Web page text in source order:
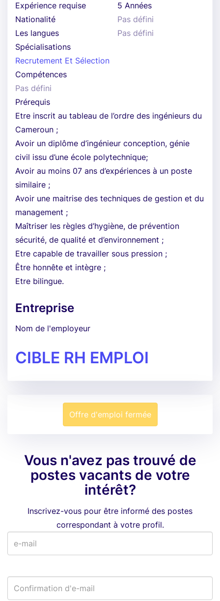
Expérience requise
5 Années
Nationalité
Pas défini
Les langues
Pas défini
Spécialisations
Recrutement Et Sélection
Compétences
Pas défini
Prérequis
Etre inscrit au tableau de l’ordre des ingénieurs du
Cameroun ;
Avoir un diplôme d’ingénieur conception, génie
civil issu d’une école polytechnique;
Avoir au moins 07 ans d’expériences à un poste
similaire ;
Avoir une maitrise des techniques de gestion et du
management ;
Maîtriser les règles d’hygiène, de prévention
sécurité, de qualité et d’environnement ;
Etre capable de travailler sous pression ;
Être honnête et intègre ;
Etre bilingue.
Entreprise
Nom de l'employeur
CIBLE RH EMPLOI
Offre d'emploi fermée
Vous n'avez pas trouvé de
postes vacants de votre
intérêt?
Inscrivez-vous pour être informé des postes
correspondant à votre profil.